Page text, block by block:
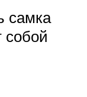
самка
собой